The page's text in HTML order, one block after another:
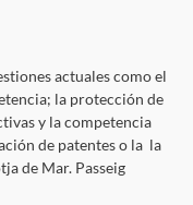
actuales como el
la protección de
y la competencia
de patentes o la la
de Mar. Passeig